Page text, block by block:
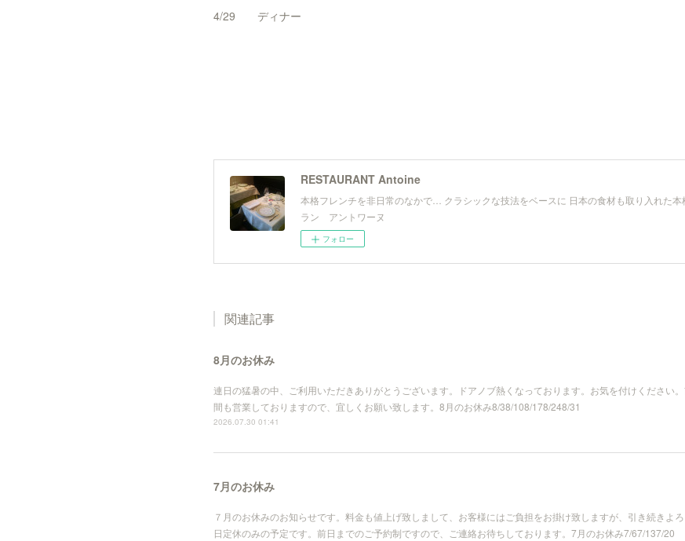
4/29 ディナー
RESTAURANT Antoine
本格フレンチを非日常のなかで… クラシックな技法をベースに 日本の食材も取り入れた本
ラン アントワーヌ
フォロー
関連記事
8月のお休み
連日の猛暑の中、ご利用いただきありがとうございます。ドアノブ熱くなっております。お気を付けください
間も営業しておりますので、宜しくお願い致します。8月のお休み8/38/108/178/248/31
2026.07.30 01:41
7月のお休み
７月のお休みのお知らせです。料金も値上げ致しまして、お客様にはご負担をお掛け致しますが、引き続きよ
日定休のみの予定です。前日までのご予約制ですので、ご連絡お待ちしております。7月のお休み7/67/137/